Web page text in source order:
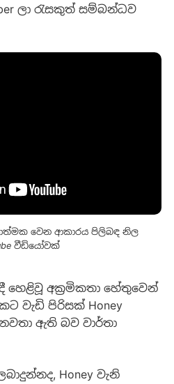
ලා රැසකුත් සම්බන්ධව
වෙන ආකාරය පිලිබඳ නිල
වීඩියෝවක්
අක්‍රමිකතා හේතුවෙන්
වැඩි පිරිසක් Honey
ඇති බව වාර්තා
Honey වැනි